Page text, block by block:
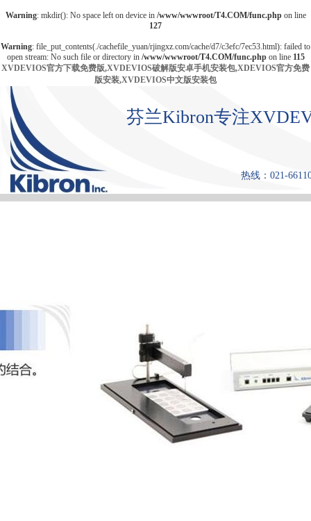
Warning: mkdir(): No space left on device in /www/wwwroot/T4.COM/func.phpon line
127
Warning: file_put_contents(./cachefile_yuan/rjingxz.com/cache/d7/c3efc/7ec53.html): failed to
open stream: No such file or directory in /www/wwwroot/T4.COM/func.phpon line 115
XVDEVIOS官方下载免费版,XVDEVIOS破解版安卓手机安装包,XDEVIOS官方免费
版安装,XVDEVIOS中文版安装包
芬兰Kibron专注
热线：021-
首 页 产品中心 张力仪